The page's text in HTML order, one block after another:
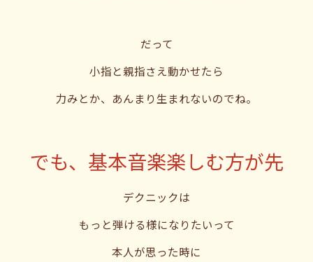
だって
小指と親指さえ動かせたら
力みとか、あんまり生まれないのでね。
でも、基本音楽楽しむ方が先
デクニックは
もっと弾ける様になりたいって
本人が思った時に